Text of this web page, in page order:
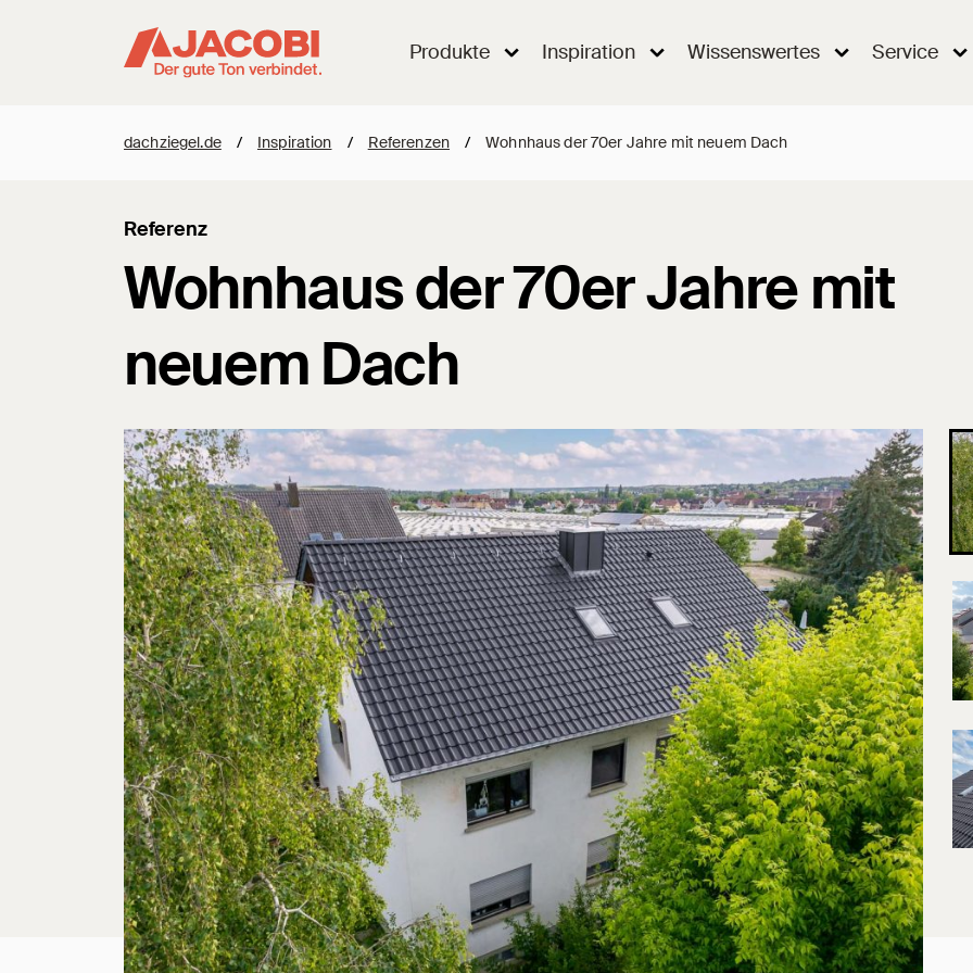
Produkte Inspiration Wissenswertes Service
dachziegel.de / Inspiration / Referenzen / Wohnhaus der 70er Jahre mit neuem Dach
Wohnhaus der 70er Jahre mit
neuem Dach
Referenz